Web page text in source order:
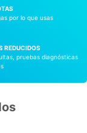
por lo que usas
REDUCIDOS
pruebas diagnósticas